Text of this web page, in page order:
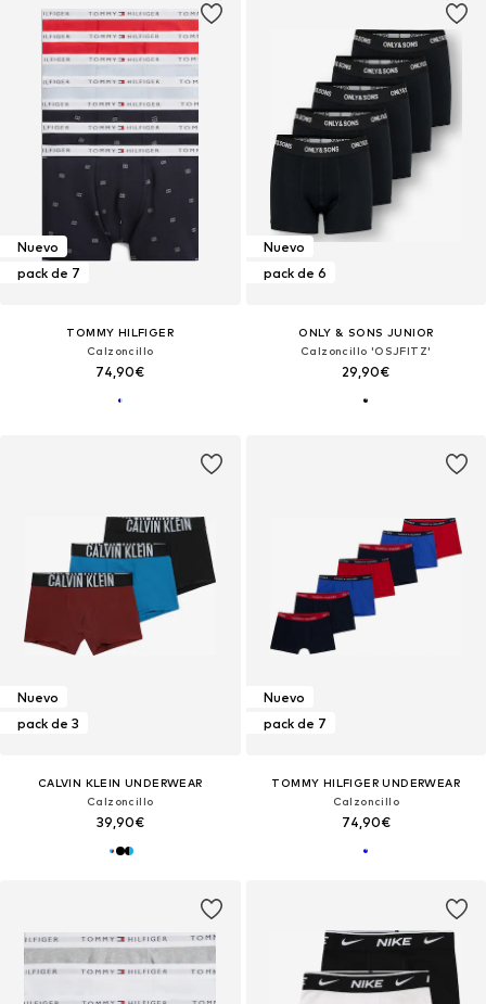
Nuevo
pack de 7
TOMMY HILFIGER
Calzoncillo
74,90€
Nuevo
pack de 6
ONLY & SONS JUNIOR
Calzoncillo 'OSJFITZ'
29,90€
Nuevo
pack de 3
CALVIN KLEIN UNDERWEAR
Calzoncillo
39,90€
Nuevo
pack de 7
TOMMY HILFIGER UNDERWEAR
Calzoncillo
74,90€